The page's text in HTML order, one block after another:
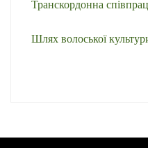
Транскордонна
Шлях волоської